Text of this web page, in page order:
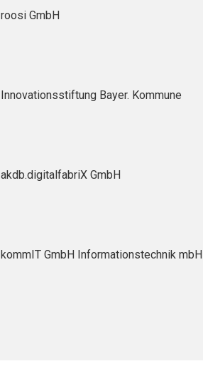
roosi GmbH
Innovationsstiftung Bayer. Kommune
akdb.digitalfabriX GmbH
kommIT GmbH Informationstechnik mbH